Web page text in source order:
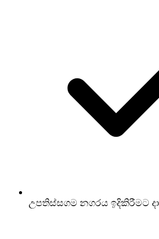
උපතිස්සගම නගරය ඉදිකිරීමට